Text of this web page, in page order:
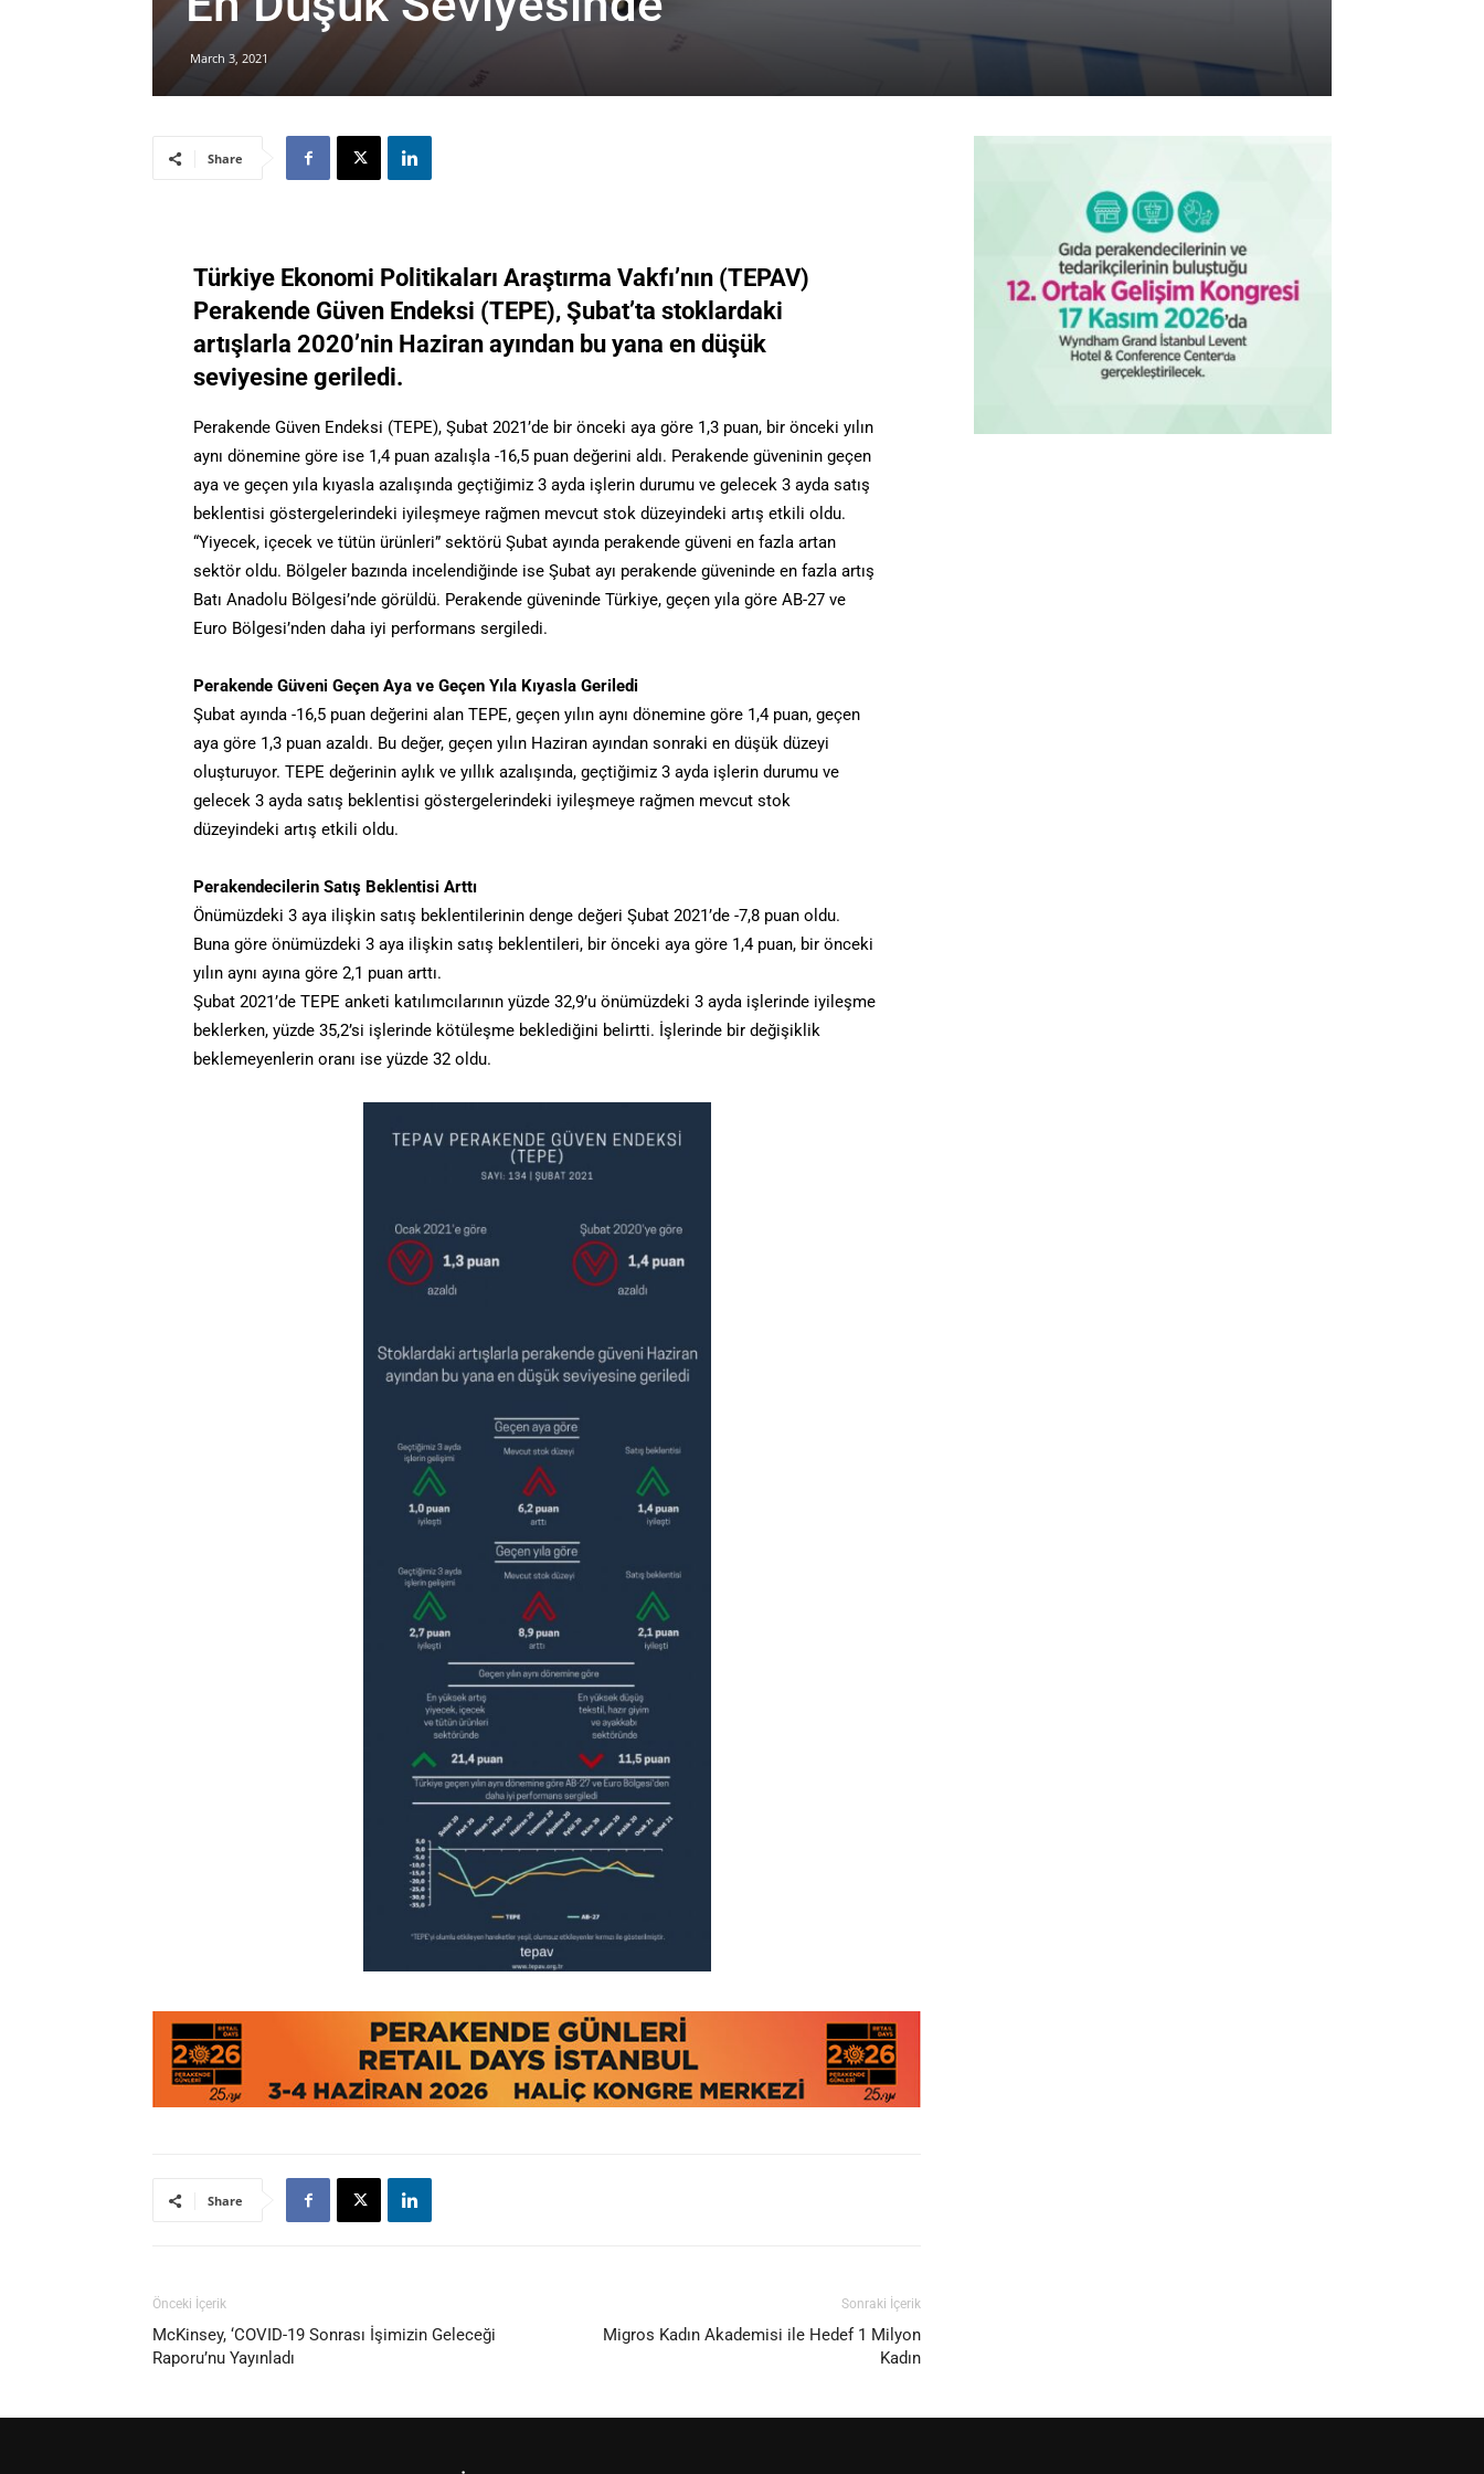
March 3, 2021
Share
Türkiye Ekonomi Politikaları Araştırma Vakfı’nın (TEPAV)
Perakende Güven Endeksi (TEPE), Şubat’ta stoklardaki
artışlarla 2020’nin Haziran ayından bu yana en düşük
seviyesine geriledi.
Perakende Güven Endeksi (TEPE), Şubat 2021’de bir önceki aya göre 1,3 puan, bir önceki yılın
aynı dönemine göre ise 1,4 puan azalışla -16,5 puan değerini aldı. Perakende güveninin geçen
aya ve geçen yıla kıyasla azalışında geçtiğimiz 3 ayda işlerin durumu ve gelecek 3 ayda satış
beklentisi göstergelerindeki iyileşmeye rağmen mevcut stok düzeyindeki artış etkili oldu.
“Yiyecek, içecek ve tütün ürünleri” sektörü Şubat ayında perakende güveni en fazla artan
sektör oldu. Bölgeler bazında incelendiğinde ise Şubat ayı perakende güveninde en fazla artış
Batı Anadolu Bölgesi’nde görüldü. Perakende güveninde Türkiye, geçen yıla göre AB-27 ve
Euro Bölgesi’nden daha iyi performans sergiledi.
Perakende Güveni Geçen Aya ve Geçen Yıla Kıyasla Geriledi
Şubat ayında -16,5 puan değerini alan TEPE, geçen yılın aynı dönemine göre 1,4 puan, geçen
aya göre 1,3 puan azaldı. Bu değer, geçen yılın Haziran ayından sonraki en düşük düzeyi
oluşturuyor. TEPE değerinin aylık ve yıllık azalışında, geçtiğimiz 3 ayda işlerin durumu ve
gelecek 3 ayda satış beklentisi göstergelerindeki iyileşmeye rağmen mevcut stok
düzeyindeki artış etkili oldu.
Perakendecilerin Satış Beklentisi Arttı
Önümüzdeki 3 aya ilişkin satış beklentilerinin denge değeri Şubat 2021’de -7,8 puan oldu.
Buna göre önümüzdeki 3 aya ilişkin satış beklentileri, bir önceki aya göre 1,4 puan, bir önceki
yılın aynı ayına göre 2,1 puan arttı.
Şubat 2021’de TEPE anketi katılımcılarının yüzde 32,9’u önümüzdeki 3 ayda işlerinde iyileşme
beklerken, yüzde 35,2’si işlerinde kötüleşme beklediğini belirtti. İşlerinde bir değişiklik
beklemeyenlerin oranı ise yüzde 32 oldu.
Share
Önceki İçerik
McKinsey, ‘COVID-19 Sonrası İşimizin Geleceği
Raporu’nu Yayınladı
Sonraki İçerik
Migros Kadın Akademisi ile Hedef 1 Milyon
Kadın